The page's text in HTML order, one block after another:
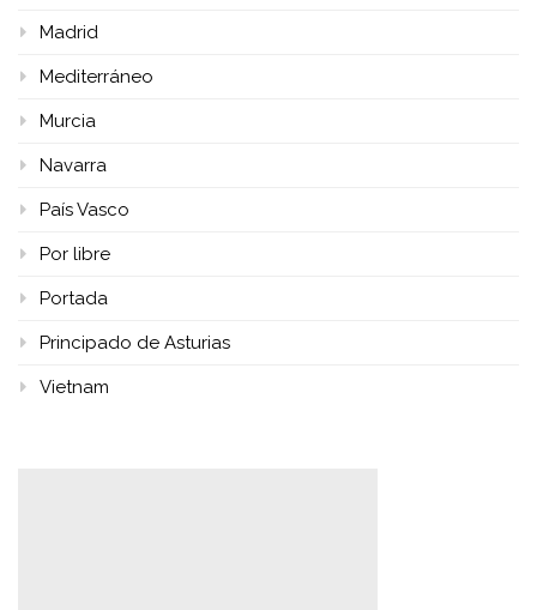
Madrid
Mediterráneo
Murcia
Navarra
País Vasco
Por libre
Portada
Principado de Asturias
Vietnam